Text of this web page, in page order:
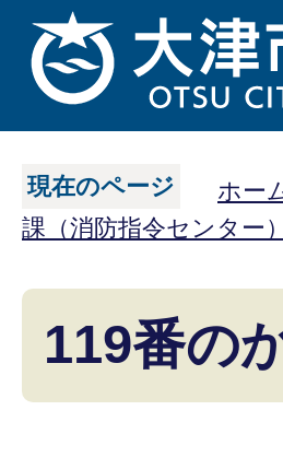
現在のページ ホー
課（消防指令センター）
119番の